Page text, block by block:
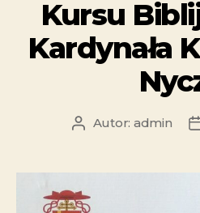
Kursu
Kardynała
Autor: admin